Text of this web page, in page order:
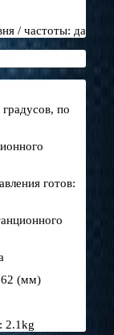
/ частоты: да
по
готов:
(мм)
2.1kg